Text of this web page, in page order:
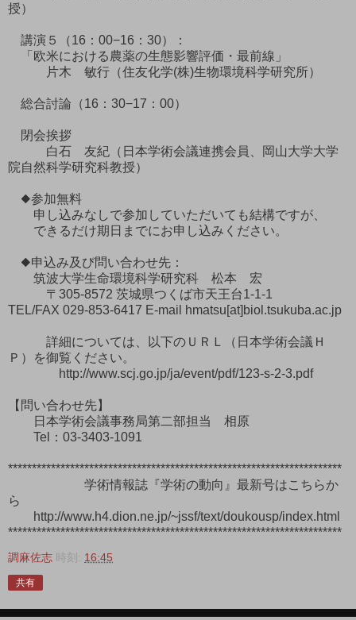
授）
講演５（16：00−16：30）：
「欧米における農薬の生態影響評価・最前線」
片木 敏行（住友化学(株)生物環境科学研究所）
総合討論（16：30−17：00）
閉会挨拶
白石 友紀（日本学術会議連携会員、岡山大学大学
院自然科学研究科教授）
◆参加無料
申し込みなしで参加していただいても結構ですが、
できるだけ期日までにお申し込みください。
◆申込み及び問い合わせ先：
筑波大学生命環境科学研究科 松本 宏
〒305-8572 茨城県つくば市天王台1-1-1
TEL/FAX 029-853-6417 E-mail hmatsu[at]biol.tsukuba.ac.jp
詳細については、以下のＵＲＬ（日本学術会議Ｈ
Ｐ）を御覧ください。
http://www.scj.go.jp/ja/event/pdf/123-s-2-3.pdf
【問い合わせ先】
日本学術会議事務局第二部担当 相原
Tel：03-3403-1091
**********************************************************************
学術情報誌『学術の動向』最新号はこちらか
ら
http://www.h4.dion.ne.jp/~jssf/text/doukousp/index.html
**********************************************************************
調麻佐志 時刻: 16:45
共有